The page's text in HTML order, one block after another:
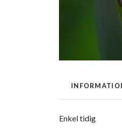
Enkel tidig